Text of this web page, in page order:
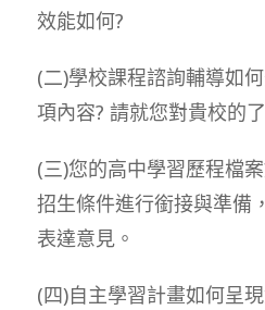
效能如何?
(二)學校課程諮詢輔導如
項內容? 請就您對貴校的
(三)您的高中學習歷程檔
招生條件進行銜接與準備
表達意見。
(四)自主學習計畫如何呈